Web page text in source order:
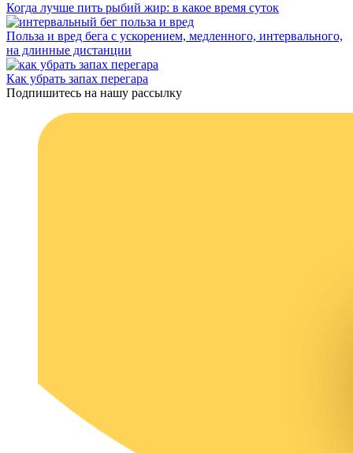
Когда лучше пить рыбий жир: в какое время суток
Польза и вред бега с ускорением, медленного, интервального,
на длинные дистанции
Как убрать запах перегара
Подпишитесь на нашу рассылку